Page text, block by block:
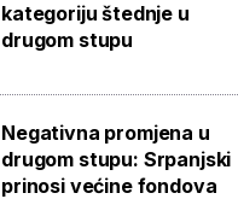
kategoriju štednje u
drugom stupu
Negativna promjena u
drugom stupu: Srpanjski
prinosi većine fondova